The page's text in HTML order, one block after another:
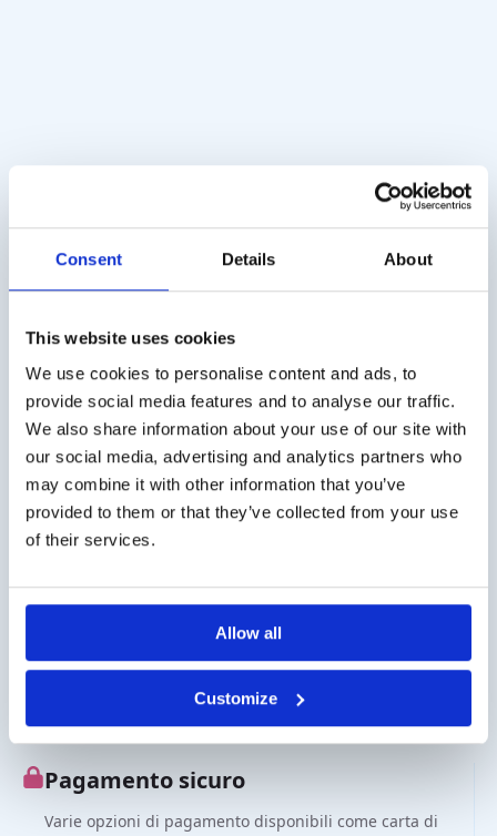
Consent Details About
This website uses cookies
We use cookies to personalise content and ads, to
provide social media features and to analyse our traffic.
We also share information about your use of our site with
our social media, advertising and analytics partners who
may combine it with other information that you’ve
provided to them or that they’ve collected from your use
of their services.
Allow all
Customize
dell’olfatto B-SIT (con
chiave di punteggio)
€25,00 Iva esclusa
Spese di spedizione
Spese di spedizione per l’Italia 25€ (IVA esclusa).
Spedizione dai Paesi Bassi con DPD.
Cliente aziendale?
Possibilità di consegna in contrassegno. Contattaci per
un preventivo o per un ordine tramite il webshop.
Chiedere?
Contattare tramite info@medi-sense.nl o +31 (0)6
27899756
Pagamento sicuro
Varie opzioni di pagamento disponibili come carta di